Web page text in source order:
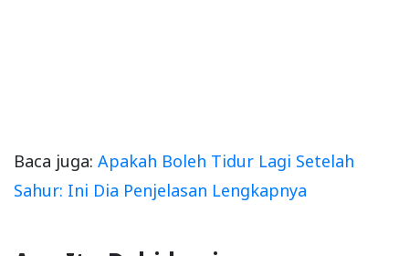
Baca juga: Apakah Boleh Tidur Lagi Setelah
Sahur: Ini Dia Penjelasan Lengkapnya